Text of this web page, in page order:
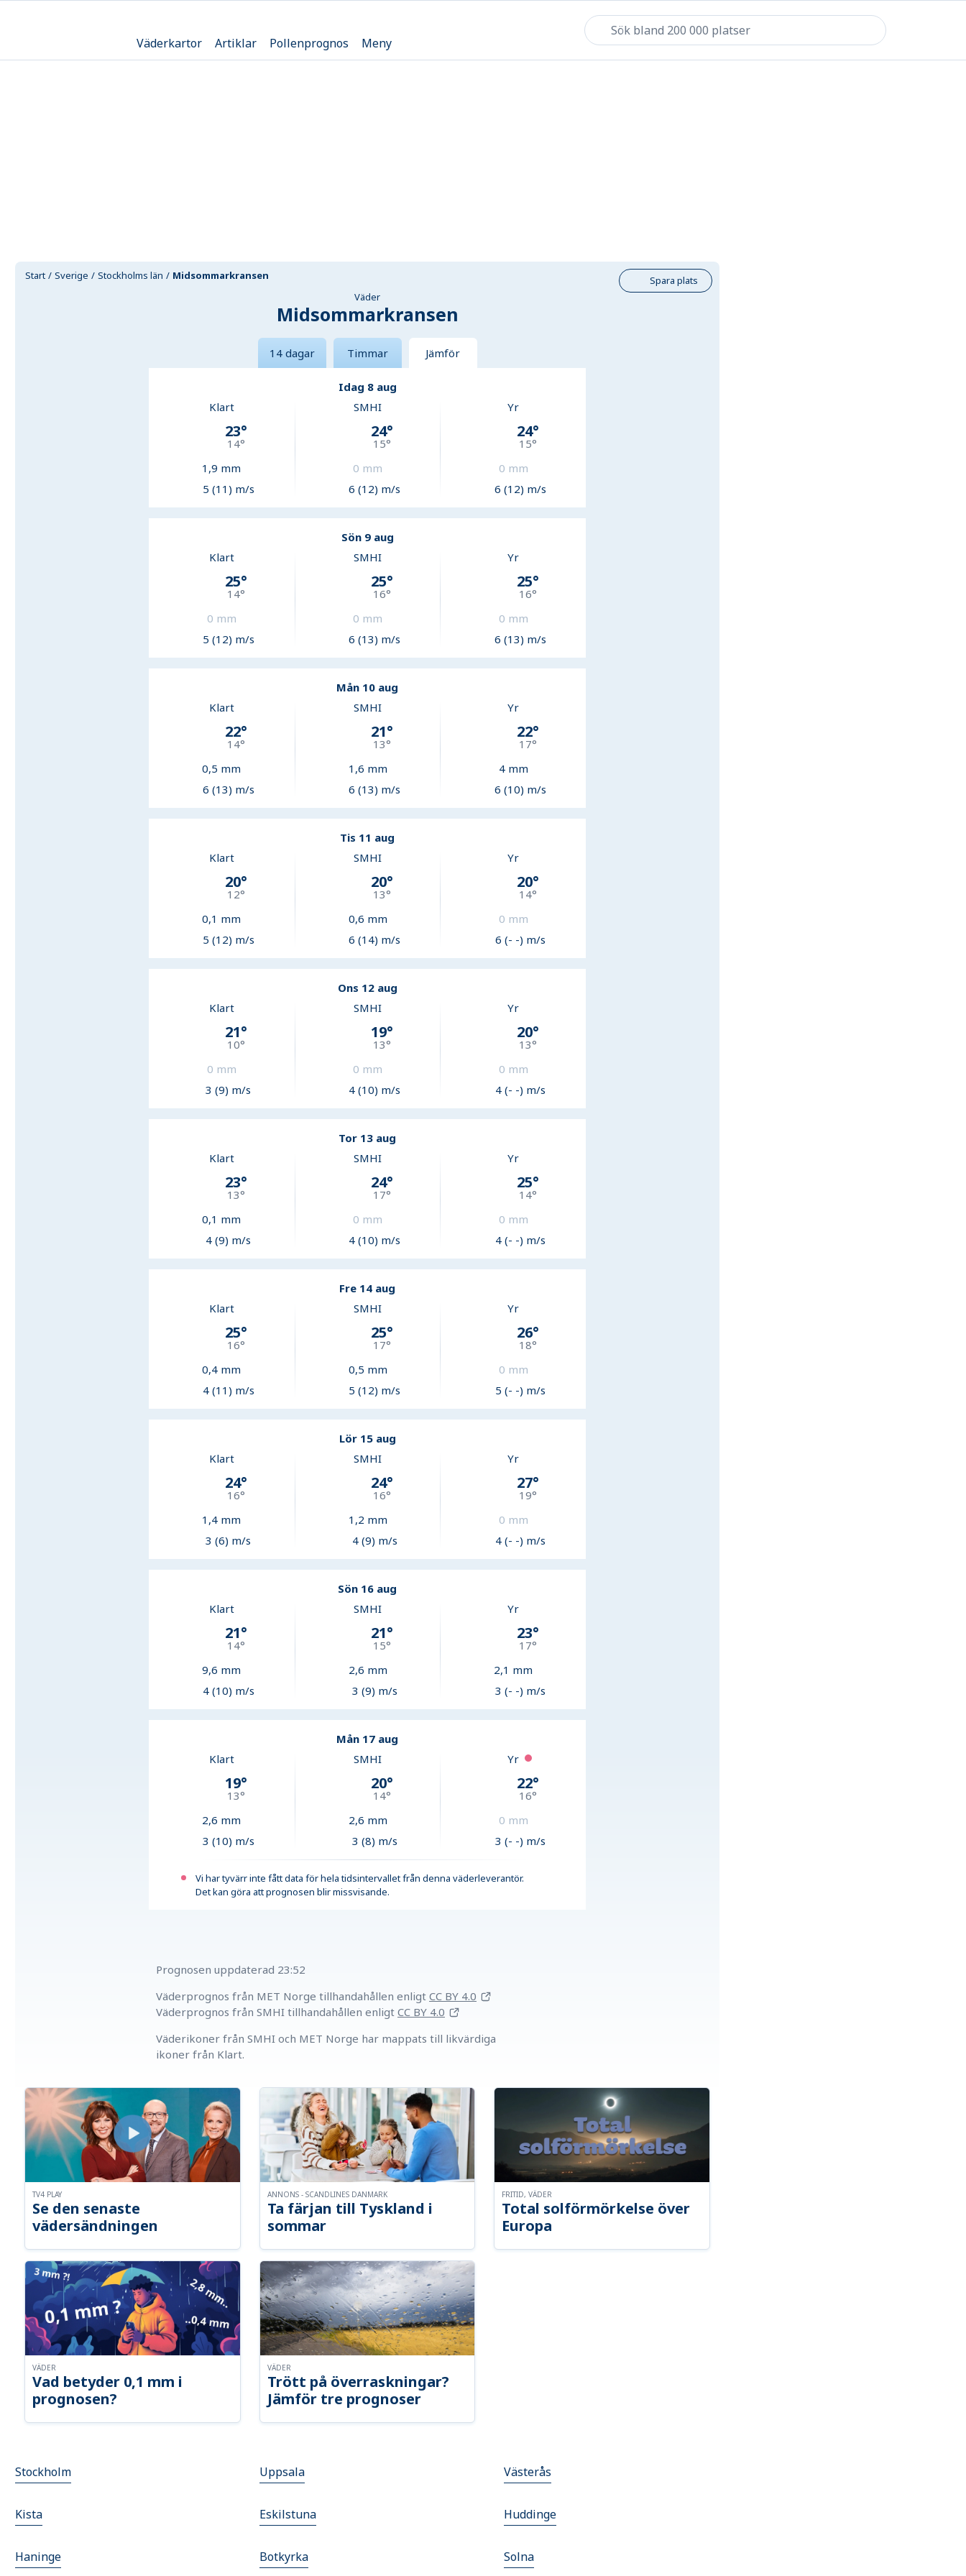
Väderkartor Artiklar Pollenprognos Meny
Start Sverige Stockholms län Midsommarkransen
Spara plats
Väder
Midsommarkransen
14 dagar Timmar Jämför
Idag 8 aug
Klart
23°
14°
1,9 mm
5 (11) m/s
SMHI
24°
15°
0 mm
6 (12) m/s
Yr
24°
15°
0 mm
6 (12) m/s
Sön 9 aug
Klart
25°
14°
0 mm
5 (12) m/s
SMHI
25°
16°
0 mm
6 (13) m/s
Yr
25°
16°
0 mm
6 (13) m/s
Mån 10 aug
Klart
22°
14°
0,5 mm
6 (13) m/s
SMHI
21°
13°
1,6 mm
6 (13) m/s
Yr
22°
17°
4mm
6 (10) m/s
Tis 11 aug
Klart
20°
12°
0,1 mm
5 (12) m/s
SMHI
20°
13°
0,6 mm
6 (14) m/s
Yr
20°
14°
0 mm
6 (- -) m/s
Ons 12 aug
Klart
21°
10°
0 mm
3 (9) m/s
SMHI
19°
13°
0 mm
4 (10) m/s
Yr
20°
13°
0 mm
4 (- -) m/s
Tor 13 aug
Klart
23°
13°
0,1 mm
4 (9) m/s
SMHI
24°
17°
0 mm
4 (10) m/s
Yr
25°
14°
0 mm
4 (- -) m/s
Fre 14 aug
Klart
25°
16°
0,4 mm
4 (11) m/s
SMHI
25°
17°
0,5 mm
5 (12) m/s
Yr
26°
18°
0 mm
5 (- -) m/s
Lör 15 aug
Klart
24°
16°
1,4 mm
3 (6) m/s
SMHI
24°
16°
1,2 mm
4 (9) m/s
Yr
27°
19°
0 mm
4 (- -) m/s
Sön 16 aug
Klart
21°
14°
9,6 mm
4 (10) m/s
SMHI
21°
15°
2,6 mm
3 (9) m/s
Yr
23°
17°
2,1 mm
3 (- -) m/s
Mån 17 aug
Klart
19°
13°
2,6 mm
3 (10) m/s
SMHI
20°
14°
2,6 mm
3 (8) m/s
Yr
22°
16°
0 mm
3 (- -) m/s
Vi har tyvärr inte fått data för hela tidsintervallet från denna väderleverantör.
Det kan göra att prognosen blir missvisande.
Prognosen uppdaterad 23:52
Väderprognos från MET Norge tillhandahållen enligt CC BY 4.0
Väderprognos från SMHI tillhandahållen enligt CC BY 4.0
Väderikoner från SMHI och MET Norge har mappats till likvärdiga
ikoner från Klart.
Se den senaste
vädersändningen
TV4 PLAY
Ta färjan till Tyskland i
sommar
ANNONS - SCANDLINES DANMARK
Total solförmörkelse över
Europa
FRITID, VÄDER
Vad betyder 0,1 mm i
prognosen?
VÄDER
Trött på överraskningar?
Jämför tre prognoser
VÄDER
Stockholm Uppsala Västerås
Kista Eskilstuna Huddinge
Haninge Botkyrka Solna